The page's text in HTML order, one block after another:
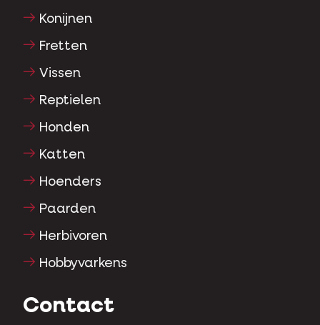
Konijnen
Fretten
Vissen
Reptielen
Honden
Katten
Hoenders
Paarden
Herbivoren
Hobbyvarkens
Contact